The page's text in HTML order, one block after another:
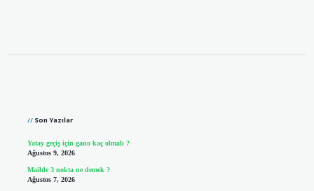
Son Yazılar
Yatay geçiş için gano kaç olmalı ?
Ağustos 9, 2026
Mailde 3 nokta ne demek ?
Ağustos 7, 2026